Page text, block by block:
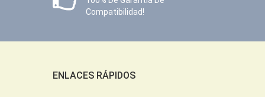
Compatibilidad!
ENLACES RÁPIDOS